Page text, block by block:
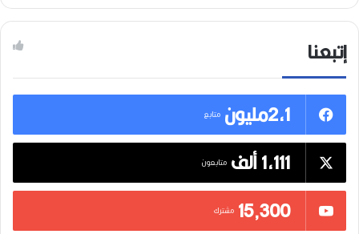
إتبعنا
2,1مليون
متابع
1,111 ألف متابعون
15٬300 مشترك